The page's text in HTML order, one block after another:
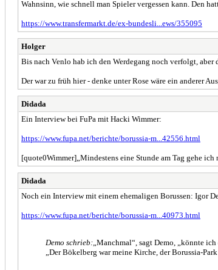
Wahnsinn, wie schnell man Spieler vergessen kann. Den
https://www.transfermarkt.de/ex-bundesli...ews/355095
Holger
Bis nach Venlo hab ich den Werdegang noch verfolgt,
Der war zu früh hier - denke unter Rose wäre ein anderer
Didada
Ein Interview bei FuPa mit Hacki Wimmer:
https://www.fupa.net/berichte/borussia-m...42556.html
[quote0Wimmer]„Mindestens eine Stunde am Tag gehe
Didada
Noch ein Interview mit einem ehemaligen Borussen: Igor
https://www.fupa.net/berichte/borussia-m...40973.html
Demo schrieb: „Manchmal“, sagt Demo, „könnte
„Der Bökelberg war meine Kirche, der Borussia-